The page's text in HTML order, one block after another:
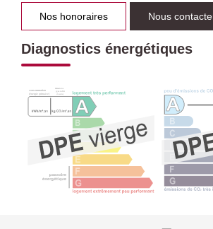
Nos honoraires Nous
Diagnostics énergétiques